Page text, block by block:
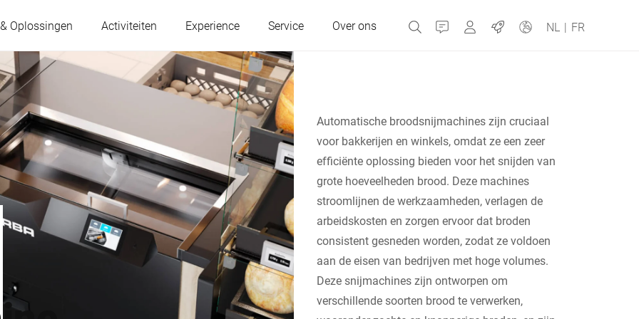
Oplossingen Activiteiten Experience Service Over ons Contact MyBizerba
Jobs NL | FR
Oostenrijk België Tsjechische Republiek
Frankrijk Duitsland Griekenland
Hongarije Italië Nederland
Portugal Rusland
Servië Slowakije Spanje
Automatische broodsnijmachines zijn cruciaal
voor bakkerijen en winkels, omdat ze een zeer
efficiënte oplossing bieden voor het snijden van
grote hoeveelheden brood. Deze machines
stroomlijnen de werkzaamheden, verlagen de
arbeidskosten en zorgen ervoor dat broden
consistent gesneden worden, zodat ze voldoen
aan de eisen van bedrijven met hoge volumes.
Deze snijmachines zijn ontworpen om
verschillende soorten brood te verwerken,